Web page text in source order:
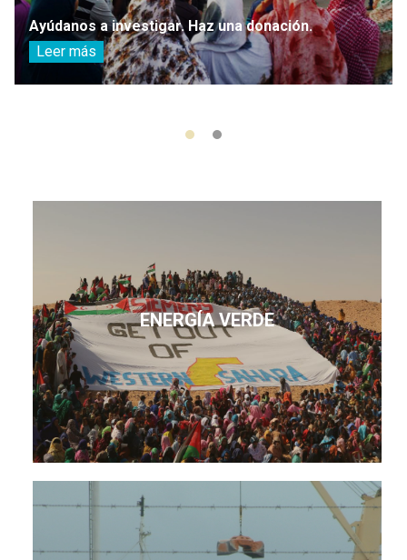
Ayúdanos a investigar. Haz una donación.
Leer más
ENERGÍA VERDE